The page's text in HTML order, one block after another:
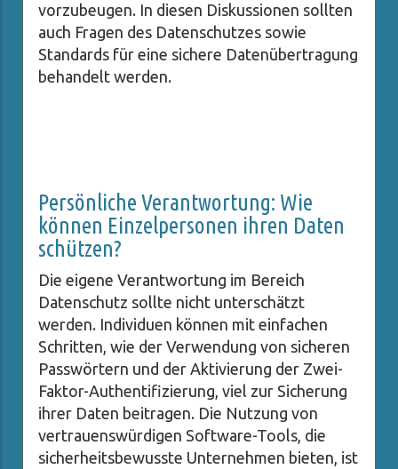
vorzubeugen. In diesen Diskussionen sollten
auch Fragen des Datenschutzes sowie
Standards für eine sichere Datenübertragung
behandelt werden.
Persönliche Verantwortung: Wie
können Einzelpersonen ihren Daten
schützen?
Die eigene Verantwortung im Bereich
Datenschutz sollte nicht unterschätzt
werden. Individuen können mit einfachen
Schritten, wie der Verwendung von sicheren
Passwörtern und der Aktivierung der Zwei-
Faktor-Authentifizierung, viel zur Sicherung
ihrer Daten beitragen. Die Nutzung von
vertrauenswürdigen Software-Tools, die
sicherheitsbewusste Unternehmen bieten, ist